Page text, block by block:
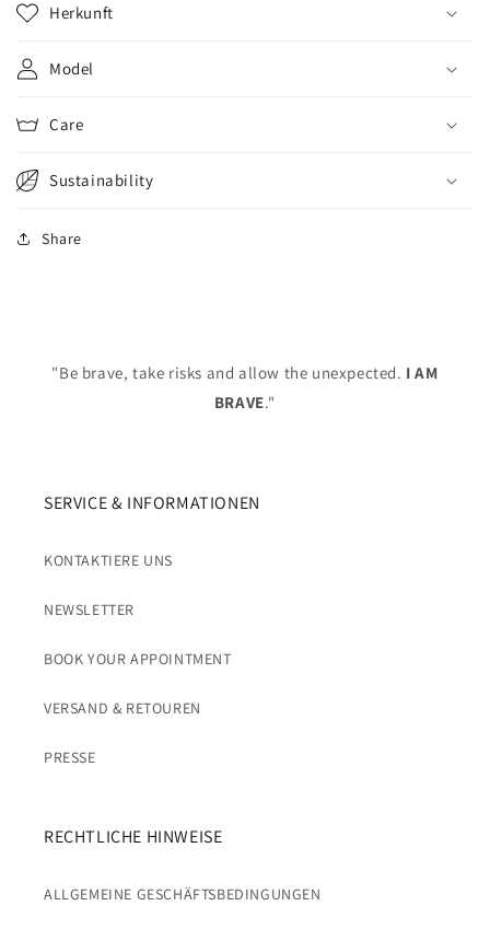
Herkunft
Model
Care
Sustainability
Share
"Be brave, take risks and allow the unexpected. I AM
BRAVE."
SERVICE & INFORMATIONEN
KONTAKTIERE UNS
NEWSLETTER
BOOK YOUR APPOINTMENT
VERSAND & RETOUREN
PRESSE
RECHTLICHE HINWEISE
ALLGEMEINE GESCHÄFTSBEDINGUNGEN